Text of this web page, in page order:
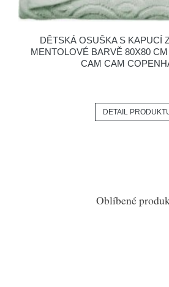
DĚTSKÁ OSUŠKA S KAPUCÍ
MENTOLOVÉ BARVĚ 80X80
CAM CAM
DETAIL
Oblíbené